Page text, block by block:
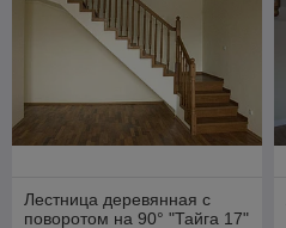
Лестница деревянная с
поворотом на 90° "Тайга 17"